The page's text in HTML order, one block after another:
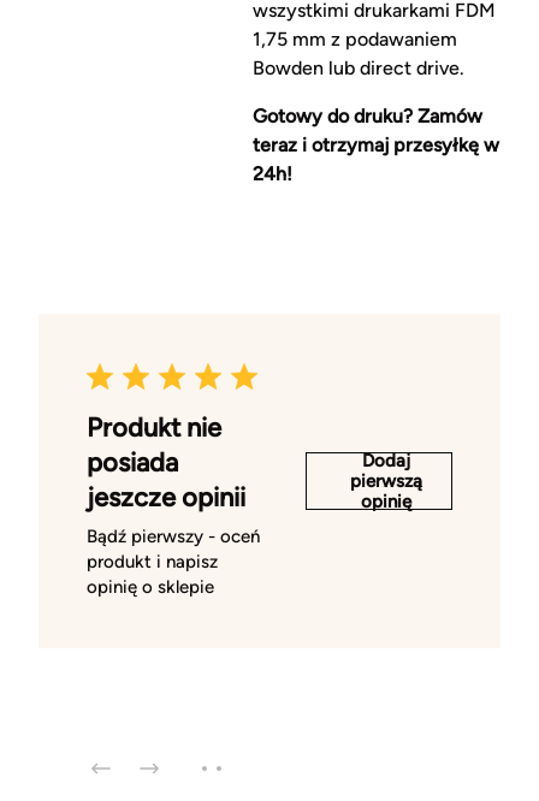
wszystkimi drukarkami FDM
1,75 mm z podawaniem
Bowden lub direct drive.
Gotowy do druku? Zamów
teraz i otrzymaj przesyłkę w
24h!
Produkt nie
posiada
jeszcze opinii
Bądź pierwszy - oceń
produkt i napisz
opinię o sklepie
Dodaj
pierwszą
opinię